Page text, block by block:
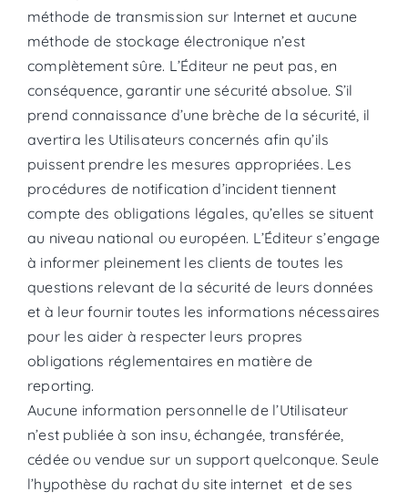
méthode de transmission sur Internet et aucune
méthode de stockage électronique n’est
complètement sûre. L’Éditeur ne peut pas, en
conséquence, garantir une sécurité absolue. S’il
prend connaissance d’une brèche de la sécurité, il
avertira les Utilisateurs concernés afin qu’ils
puissent prendre les mesures appropriées. Les
procédures de notification d’incident tiennent
compte des obligations légales, qu’elles se situent
au niveau national ou européen. L’Éditeur s’engage
à informer pleinement les clients de toutes les
questions relevant de la sécurité de leurs données
et à leur fournir toutes les informations nécessaires
pour les aider à respecter leurs propres
obligations réglementaires en matière de
reporting.
Aucune information personnelle de l’Utilisateur
n’est publiée à son insu, échangée, transférée,
cédée ou vendue sur un support quelconque. Seule
l’hypothèse du rachat du site internet et de ses